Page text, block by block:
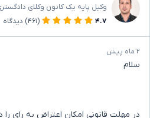
وکیل پایه یک کانون وکلای
۴.۷
(۴۶۱) دیدگاه
۲ ماه پیش
سلام
در مهلت قانونی امکان اعتراض به رای را